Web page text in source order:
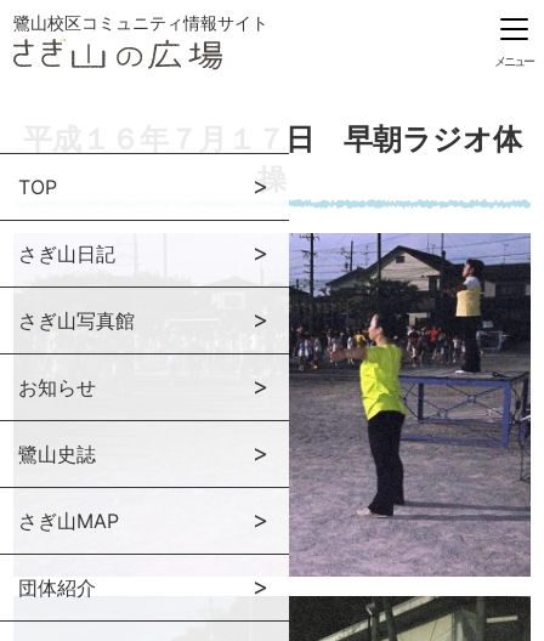
鷺山校区コミュニティ情報サイト
メニュー
TOP
さぎ山日記
さぎ山写真館
お知らせ
鷺山史誌
さぎ山MAP
団体紹介
平成１６年７月１７日 早朝ラジオ体
操